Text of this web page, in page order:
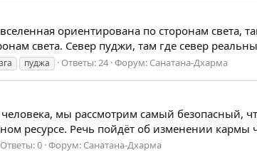
ориентирована по сторонам света,
света. Север пуджи, там где север
пуджа Ответы: 24 Форум: Санатана-Дхарма
мы рассмотрим самый безопасный,
ресурсе. Речь пойдёт об изменении кармы
Ответы: 0 Форум: Санатана-Дхарма